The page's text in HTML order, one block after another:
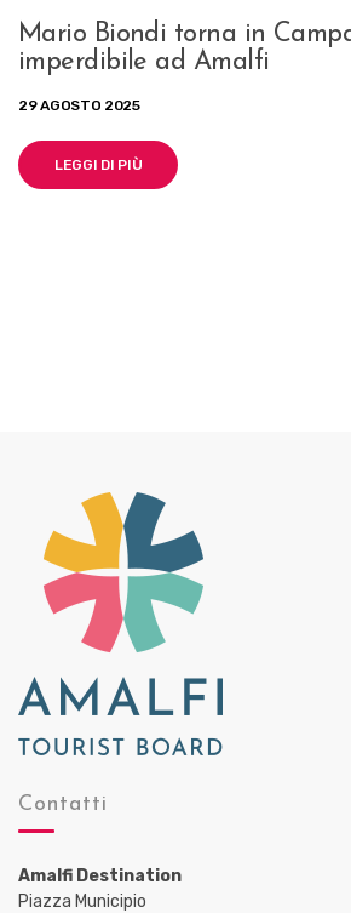
Mario Biondi torna in
imperdibile ad Amalfi
29 AGOSTO 2025
LEGGI DI PIÙ
Contatti
Amalfi Destination
Piazza Municipio